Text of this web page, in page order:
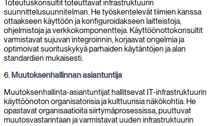
Toteutuskonsultit toteuttavat infrastruktuurin
suunnittelusuunnitelman. He työskentelevät tiimien kanssa
ottaakseen käyttöön ja konfiguroidakseen laitteistoja,
ohjelmistoja ja verkkokomponentteja. Käyttöönottokonsultit
varmistavat sujuvan integroinnin, korjaavat ongelmia ja
optimoivat suorituskykyä parhaiden käytäntöjen ja alan
standardien mukaisesti.
6. Muutoksenhallinnan asiantuntija
Muutoksenhallinta-asiantuntijat hallitsevat IT-infrastruktuurin
käyttöönoton organisatorisia ja kulttuurisia näkökohtia. He
opastavat organisaatioita siirtymäprosessissa, puuttuvat
muutosvastarintaan ja varmistavat uuden infrastruktuurin